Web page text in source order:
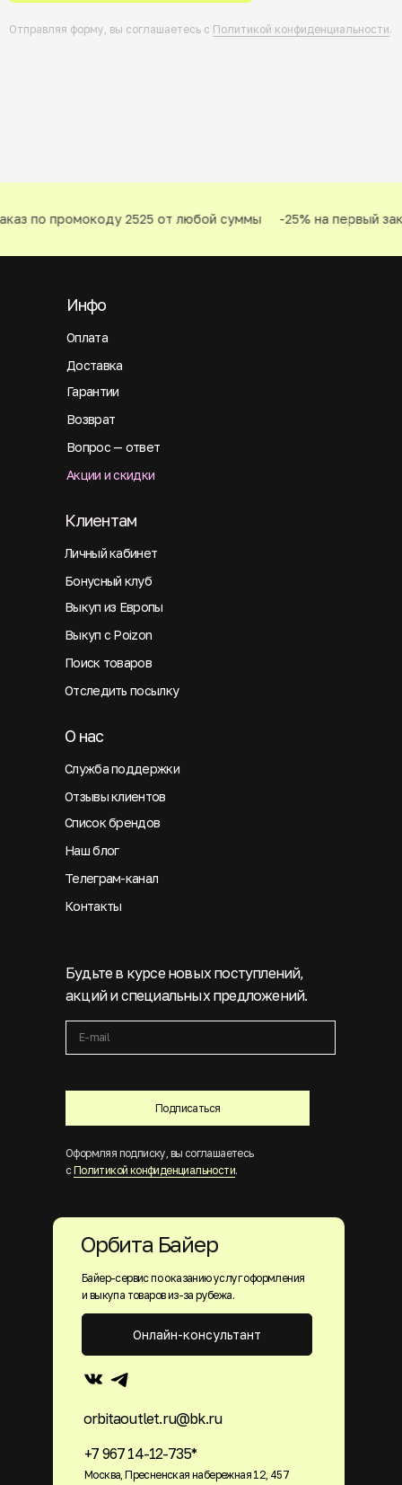
Отправляя форму, вы соглашаетесь с Политикой конфиденциальности.
по промокоду 2525 от любой суммы -25% на первый
Оплата
Инфо
Подписаться
Будьте в курсе новых поступлений,
акций и специальных предложений.
Оформляя подписку, вы соглашаетесь
с Политикой конфиденциальности.
Доставка
Гарантии
Возврат
Вопрос — ответ
Акции и скидки
Личный кабинет
Клиентам
Бонусный клуб
Выкуп из Европы
Выкуп с Poizon
Поиск товаров
Отследить посылку
Служба поддержки
О нас
Отзывы клиентов
Список брендов
Наш блог
Телеграм-канал
Контакты
Байер-сервис по оказанию услуг оформления
и выкупа товаров из-за рубежа.
+7 967 14-12-735*
Москва, Пресненская набережная 12, 457
orbitaoutlet.ru@bk.ru
Онлайн-консультант
Орбита Байер